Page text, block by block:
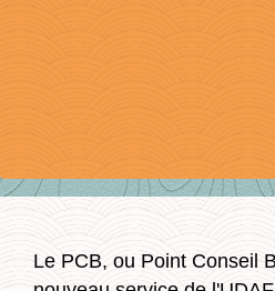
Le PCB, ou Point Conseil